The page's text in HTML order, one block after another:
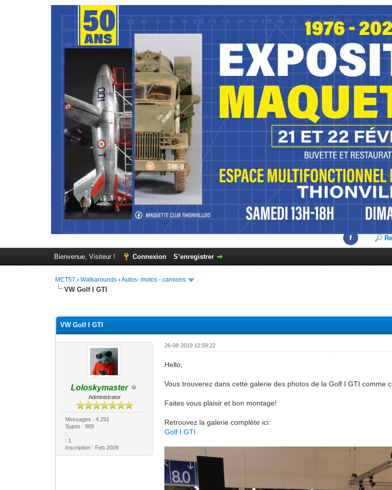
Bienvenue, Visiteur ! Connexion S’enregistrer
MCT57 ›Walkarounds ›Autos- motos - camions
VW Golf I GTI
VW Golf I GTI
Loloskymaster
Administrator
Messages : 4,291
Sujets : 969
:
: 1
Inscription : Feb 2009
26-08-2019 12:59:22
Hello,
Vous trouverez dans cette galerie des photos de la Golf I GTI comme
Faites vous plaisir et bon montage!
Retrouvez la galerie complète ici:
Golf I GTI